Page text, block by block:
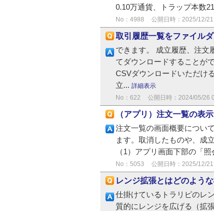
0.10万通貨、トラップ本数
No：4988
公開日時：2025/12/
取引履歴一覧をファイル
できます。 成立履歴、注文
てダウンロードすることが
CSVダウンロードいただけ
立... 詳細表示
No：622
公開日時：2024/05/26
（アプリ）注文一覧の表
注文一覧の画面概要につい
ます。取消したものや、成
（1）アプリ画面下部の「
No：5053
公開日時：2025/12/
レンジ拡張とはどのよう
仕掛けているトラリピのレ
質的にレンジを広げる（拡